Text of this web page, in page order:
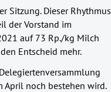
Sitzung. Dieser Rhythmus
der Vorstand im
auf 73 Rp./kg Milch
Entscheid mehr.
April noch bestehen wird.